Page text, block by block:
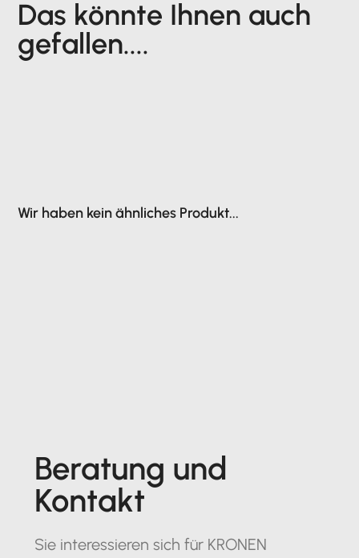
Das könnte Ihnen auch
gefallen....
Wir haben kein ähnliches Produkt...
Beratung und
Kontakt
Sie interessieren sich für KRONEN